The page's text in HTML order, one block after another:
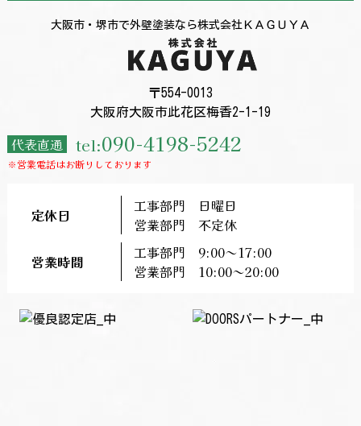
大阪市・堺市で外壁塗装なら株式会社ＫＡＧＵＹＡ
〒554-0013
大阪府大阪市此花区梅香2-1-19
代表直通 tel:090-4198-5242
※営業電話はお断りしております
定休日
工事部門 日曜日
営業部門 不定休
営業時間
工事部門 9:00～17:00
営業部門 10:00～20:00